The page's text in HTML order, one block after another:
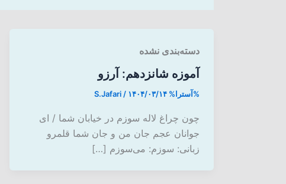
دسته‌بندی نشده
آموزه شانزدهم: آرزو
%آسترا% S.Jafari / ۱۴۰۴/۰۳/۱۴
چون چراغ لاله سوزم در خیابان شما / ای
جوانان عجم جان من و جان شما قلمرو
زبانی: سوزم: می‌سوزم […]